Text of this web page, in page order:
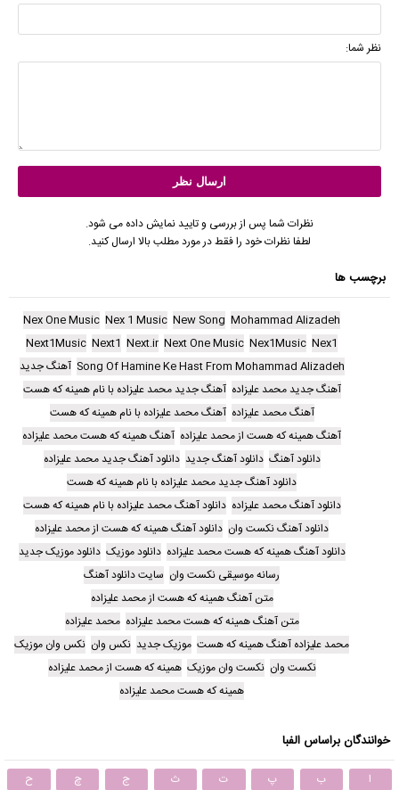
نظر شما:
نظرات شما پس از بررسی و تایید نمایش داده می شود.
لطفا نظرات خود را فقط در مورد مطلب بالا ارسال کنید.
برچسب ها
Mohammad Alizadeh
New Song
Nex 1 Music
Nex One Music
Nex1
Nex1Music
Next One Music
Next.ir
Next1
Next1Music
Song Of Hamine Ke Hast From Mohammad Alizadeh آهنگ جدید
آهنگ جدید محمد علیزاده آهنگ جدید محمد علیزاده با نام همینه که هست
آهنگ محمد علیزاده آهنگ محمد علیزاده با نام همینه که هست
آهنگ همینه که هست از محمد علیزاده آهنگ همینه که هست محمد علیزاده
دانلود آهنگ دانلود آهنگ جدید دانلود آهنگ جدید محمد علیزاده
دانلود آهنگ جدید محمد علیزاده با نام همینه که هست
دانلود آهنگ محمد علیزاده دانلود آهنگ محمد علیزاده با نام همینه که هست
دانلود آهنگ نکست وان دانلود آهنگ همینه که هست از محمد علیزاده
دانلود آهنگ همینه که هست محمد علیزاده دانلود موزیک دانلود موزیک جدید
رسانه موسیقی نکست وان سایت دانلود آهنگ
متن آهنگ همینه که هست از محمد علیزاده
متن آهنگ همینه که هست محمد علیزاده محمد علیزاده
محمد علیزاده آهنگ همینه که هست موزیک جدید نکس وان نکس وان موزیک
نکست وان نکست وان موزیک همینه که هست از محمد علیزاده
همینه که هست محمد علیزاده
خوانندگان براساس الفبا
ا ب پ ت ث ج چ
ح